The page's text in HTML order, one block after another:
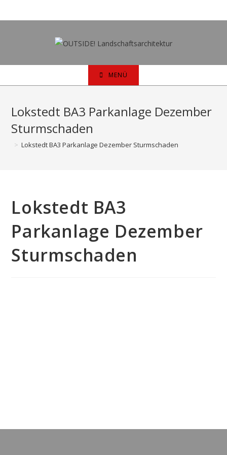
Inhalt
MENÜ
Lokstedt BA3 Parkanlage Dezember
Sturmschaden
> Lokstedt BA3 Parkanlage Dezember Sturmschaden
Lokstedt BA3
Parkanlage Dezember
Sturmschaden